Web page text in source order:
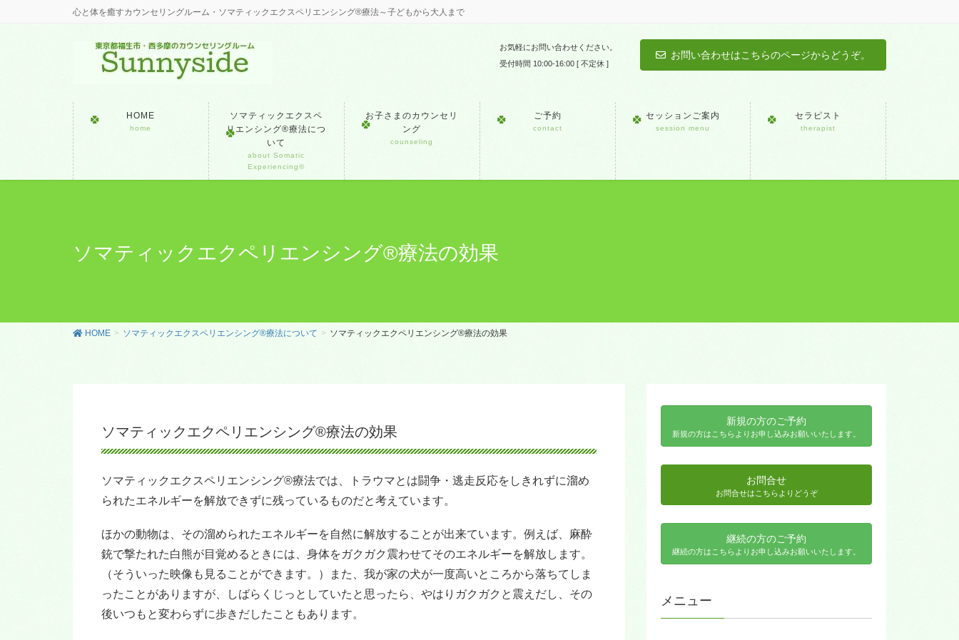
心と体を癒すカウンセリングルーム・ソマティックエクスペリエンシング®療法～子どもから大人まで
お気軽にお問い合わせください。
受付時間 10:00-16:00 [ 不定休 ]
お問い合わせはこちらのページからどうぞ。
HOME
home
ソマティックエクスペ
リエンシング®療法につ
いて
about Somatic
Experiencing®
お子さまのカウンセリ
ング
counseling
ご予約
contact
セッションご案内
session menu
セラピスト
therapist
ソマティックエクペリエンシング®療法の効果
HOME ソマティックエクスペリエンシング®療法について ソマティックエクペリエンシング®療法の効果
ソマティックエクペリエンシング®療法の効果
ソマティックエクスペリエンシング®療法では、トラウマとは闘争・逃走反応をしきれずに溜め
られたエネルギーを解放できずに残っているものだと考えています。
ほかの動物は、その溜められたエネルギーを自然に解放することが出来ています。例えば、麻酔
銃で撃たれた白熊が目覚めるときには、身体をガクガク震わせてそのエネルギーを解放します。
（そういった映像も見ることができます。）また、我が家の犬が一度高いところから落ちてしま
ったことがありますが、しばらくじっとしていたと思ったら、やはりガクガクと震えだし、その
後いつもと変わらずに歩きだしたこともあります。
新規の方のご予約
新規の方はこちらよりお申し込みお願いいたします。
お問合せ
お問合せはこちらよりどうぞ
継続の方のご予約
継続の方はこちらよりお申し込みお願いいたします。
メニュー